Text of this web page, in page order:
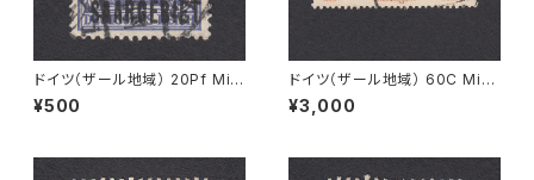
ドイツ（ザール地域） 20Pf Mi#
35 使用済み切手｜SAARBRÜ
CKEN 6.7.1920
¥500
ドイツ（ザール地域） 60C Mi#1
43 使用済み切手｜EINÖD 8.
9.1934
¥3,000